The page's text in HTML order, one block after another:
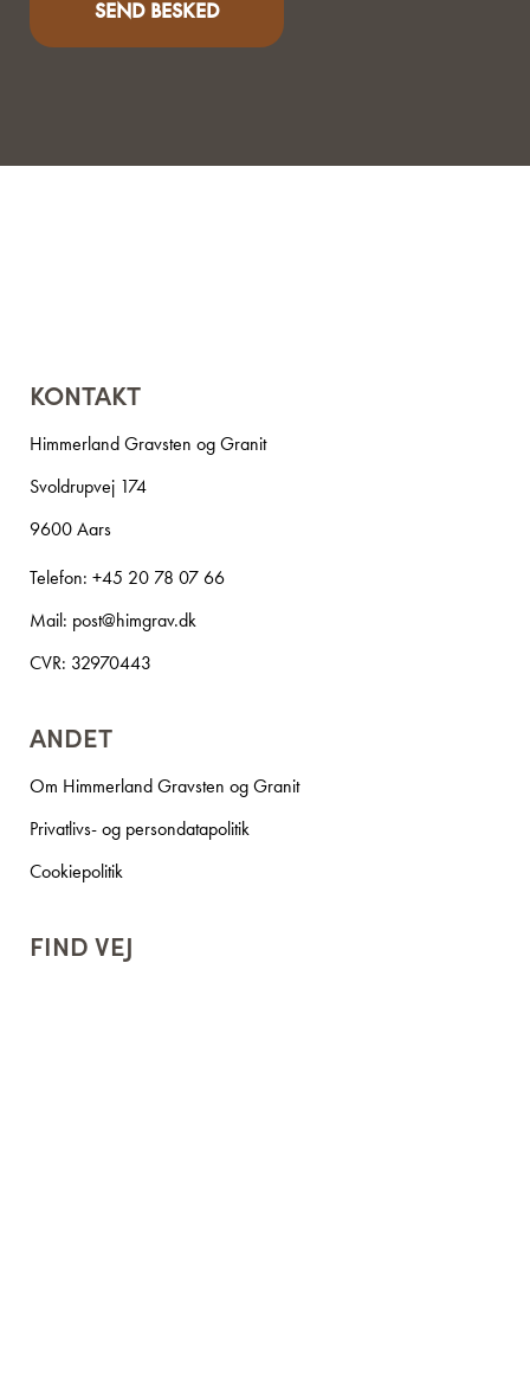
KONTAKT
Himmerland Gravsten og Granit
Svoldrupvej 174
9600 Aars
Telefon: +45 20 78 07 66
Mail: post@himgrav.dk
CVR: 32970443
ANDET
Om Himmerland Gravsten og Granit
Privatlivs- og persondatapolitik
Cookiepolitik
FIND VEJ